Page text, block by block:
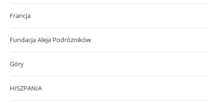
Francja
Fundacja Aleja Podróżników
Góry
HISZPANIA